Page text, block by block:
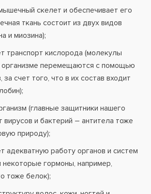
скелет и обеспечивает его
ткань состоит из двух видов
и миозина);
транспорт кислорода (молекулы
организме перемещаются с помощью
за счет того, что в их состав входит
(главные защитники нашего
вирусов и бактерий – антитела тоже
природу);
адекватную работу органов и систем
гормоны, например,
тоже белок);